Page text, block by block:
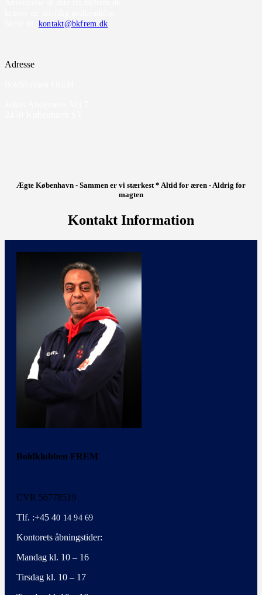
kontakt@bkfrem.dk
Adresse
Ægte København - Sammen er vi stærkest * Altid for æren - Aldrig for
magten
Kontakt Information
Boldklubben FREM
CVR 56778519
Tlf. :+45 40 14 94 69
Kontorets åbningstider:
Mandag kl. 10 – 16
Tirsdag kl. 10 – 17